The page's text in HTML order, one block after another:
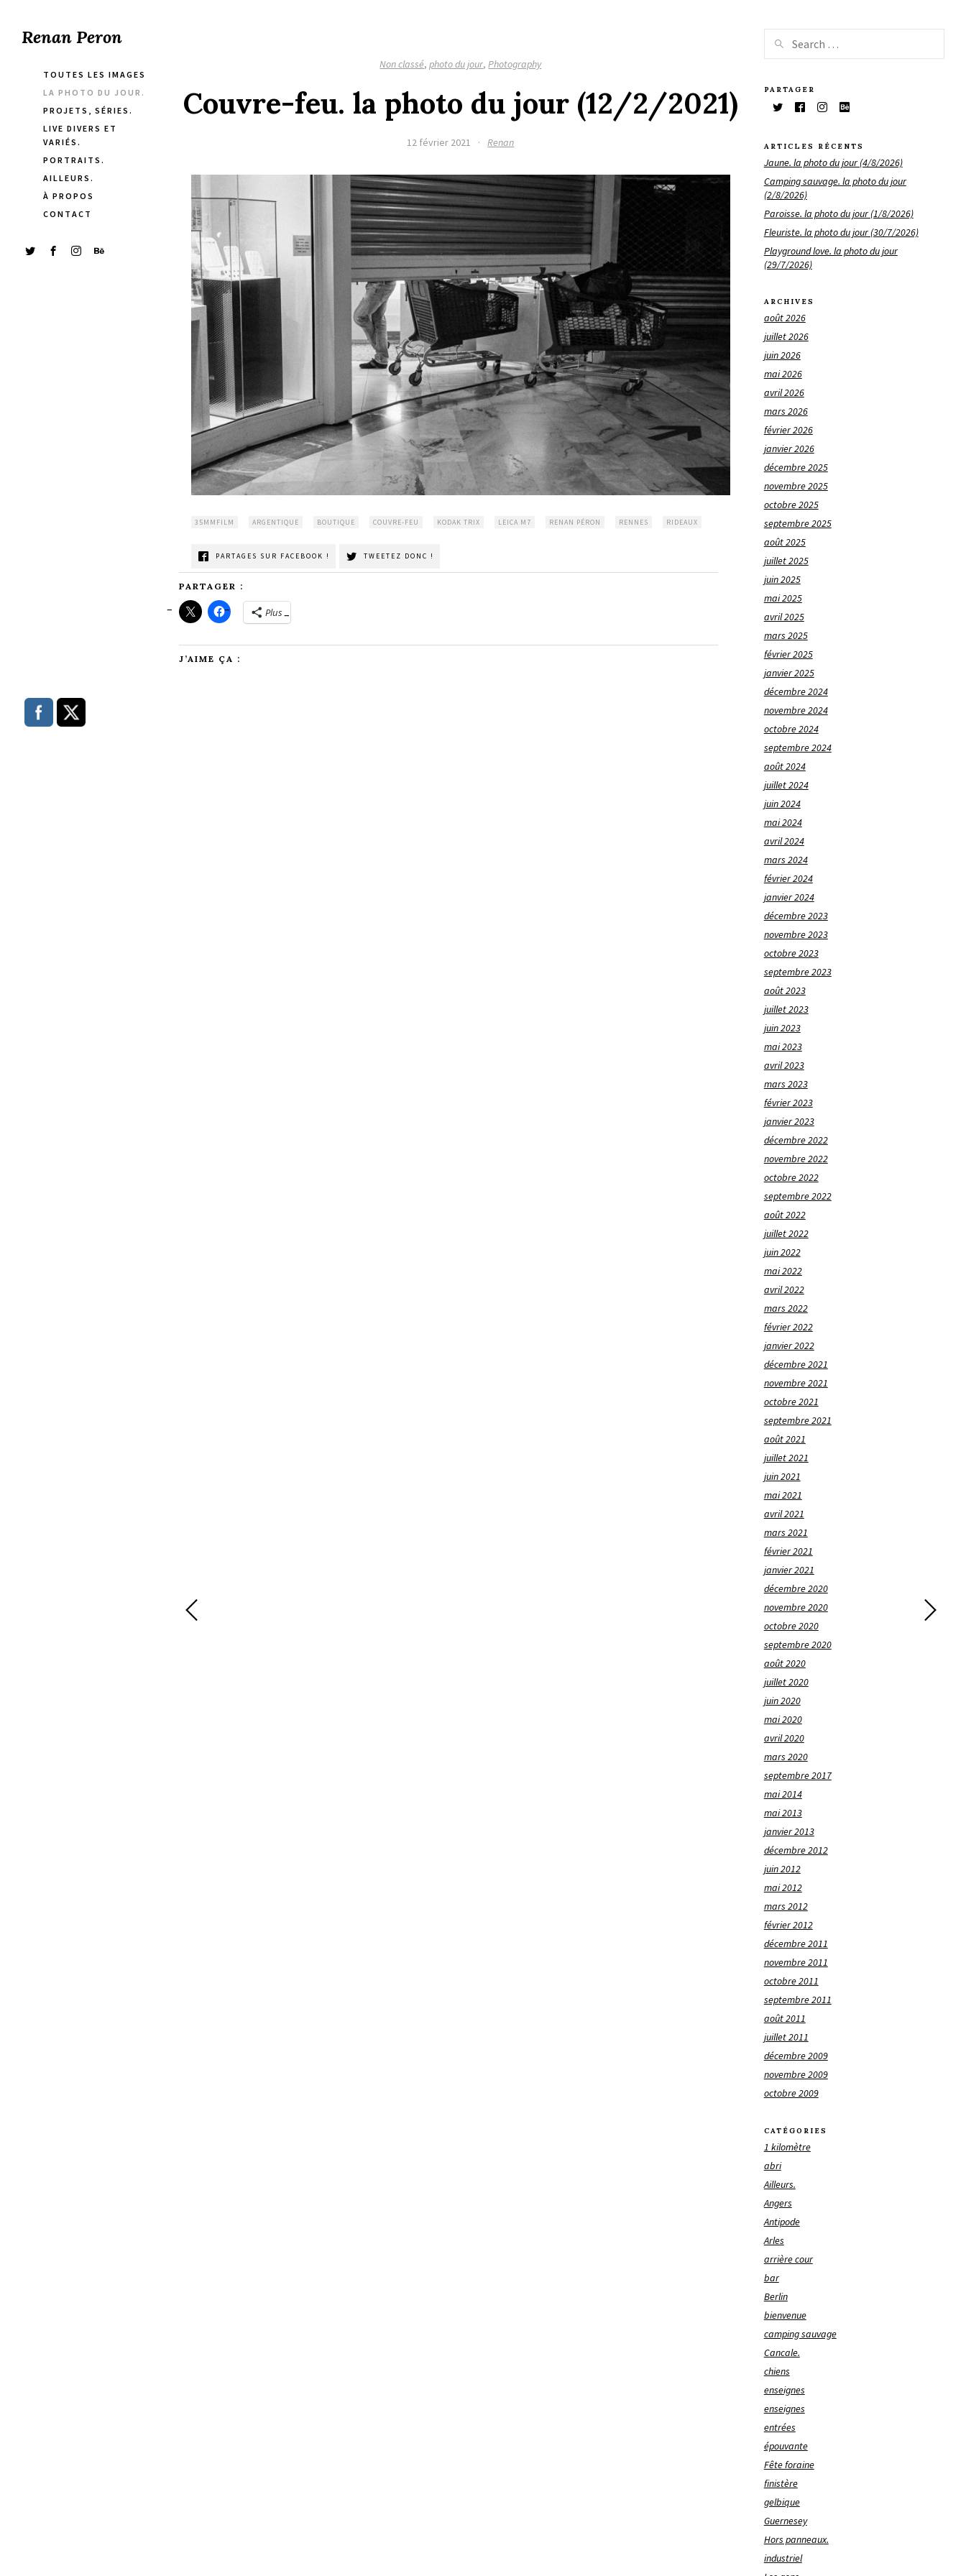
Renan Peron
TOUTES LES IMAGES
LA PHOTO DU JOUR.
PROJETS, SÉRIES.
LIVE DIVERS ET
VARIÉS.
PORTRAITS.
AILLEURS.
À PROPOS
CONTACT
Non classé,photo du jour,Photography
Couvre-feu. la photo du jour (12/2/2021)
12 février 2021 · Renan
35MMFILM ARGENTIQUE BOUTIQUE COUVRE-FEU KODAK TRIX LEICA M7 RENAN PÉRON RENNES RIDEAUX
PARTAGES SUR FACEBOOK ! TWEETEZ DONC !
PARTAGER :
Plus
J’AIME ÇA :
PARTAGER
ARTICLES RÉCENTS
Jaune. la photo du jour (4/8/2026)
Camping sauvage. la photo du jour
(2/8/2026)
Paroisse. la photo du jour (1/8/2026)
Fleuriste. la photo du jour (30/7/2026)
Playground love. la photo du jour
(29/7/2026)
ARCHIVES
août 2026
juillet 2026
juin 2026
mai 2026
avril 2026
mars 2026
février 2026
janvier 2026
décembre 2025
novembre 2025
octobre 2025
septembre 2025
août 2025
juillet 2025
juin 2025
mai 2025
avril 2025
mars 2025
février 2025
janvier 2025
décembre 2024
novembre 2024
octobre 2024
septembre 2024
août 2024
juillet 2024
juin 2024
mai 2024
avril 2024
mars 2024
février 2024
janvier 2024
décembre 2023
novembre 2023
octobre 2023
septembre 2023
août 2023
juillet 2023
juin 2023
mai 2023
avril 2023
mars 2023
février 2023
janvier 2023
décembre 2022
novembre 2022
octobre 2022
septembre 2022
août 2022
juillet 2022
juin 2022
mai 2022
avril 2022
mars 2022
février 2022
janvier 2022
décembre 2021
novembre 2021
octobre 2021
septembre 2021
août 2021
juillet 2021
juin 2021
mai 2021
avril 2021
mars 2021
février 2021
janvier 2021
décembre 2020
novembre 2020
octobre 2020
septembre 2020
août 2020
juillet 2020
juin 2020
mai 2020
avril 2020
mars 2020
septembre 2017
mai 2014
mai 2013
janvier 2013
décembre 2012
juin 2012
mai 2012
mars 2012
février 2012
décembre 2011
novembre 2011
octobre 2011
septembre 2011
août 2011
juillet 2011
décembre 2009
novembre 2009
octobre 2009
CATÉGORIES
1 kilomètre
abri
Ailleurs.
Angers
Antipode
Arles
arrière cour
bar
Berlin
bienvenue
camping sauvage
Cancale.
chiens
enseignes
enseignes
entrées
épouvante
Fête foraine
finistère
gelbique
Guernesey
Hors panneaux.
industriel